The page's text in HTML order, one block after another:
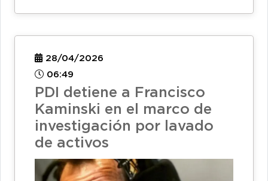
28/04/2026
06:49
PDI detiene a Francisco
Kaminski en el marco de
investigación por lavado
de activos